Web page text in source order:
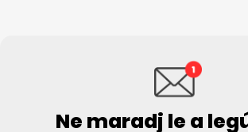
Ne maradj le a